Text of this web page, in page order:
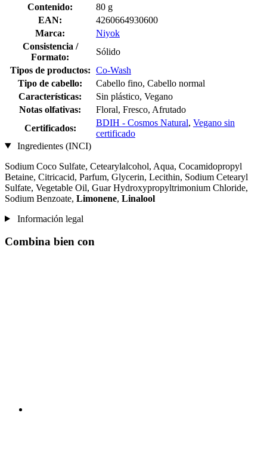
Contenido:
80 g
EAN:
4260664930600
Marca:
Niyok
Consistencia /
Formato:
Sólido
Tipos de productos: Co-Wash
Tipo de cabello:
Cabello fino, Cabello normal
Características:
Sin plástico, Vegano
Notas olfativas:
Floral, Fresco, Afrutado
Certificados:
BDIH - Cosmos Natural, Vegano sin
certificado
Ingredientes (INCI)
Sodium Coco­ Sulfate, Cetearylalcohol, Aqua, Cocamidopropyl
Betaine, Citricacid, Parfum, Glycerin, Lecithin, Sodium Cetearyl
Sulfate, Vegetable Oil, Guar Hydroxypropyltrimonium Chloride,
Sodium Benzoate, Limonene, Linalool
Información legal
Combina bien con